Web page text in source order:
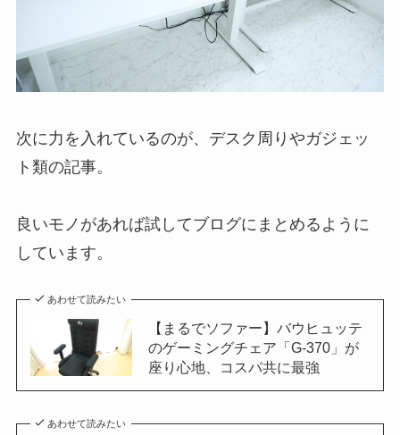
次に力を入れているのが、デスク周りやガジェッ
ト類の記事。
良いモノがあれば試してブログにまとめるように
しています。
あわせて読みたい
【まるでソファー】バウヒュッテ
のゲーミングチェア「G-370」が
座り心地、コスパ共に最強
あわせて読みたい